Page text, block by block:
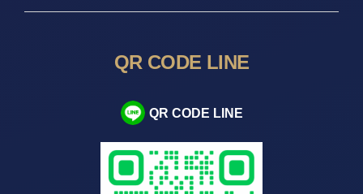
QR CODE LINE
QR CODE LINE